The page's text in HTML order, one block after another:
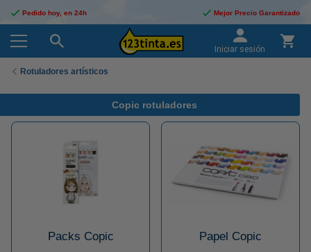
Pedido hoy, en 24h Mejor Precio Garantizado
Iniciar sesión
Rotuladores artísticos
Copic rotuladores
Packs Copic Papel Copic